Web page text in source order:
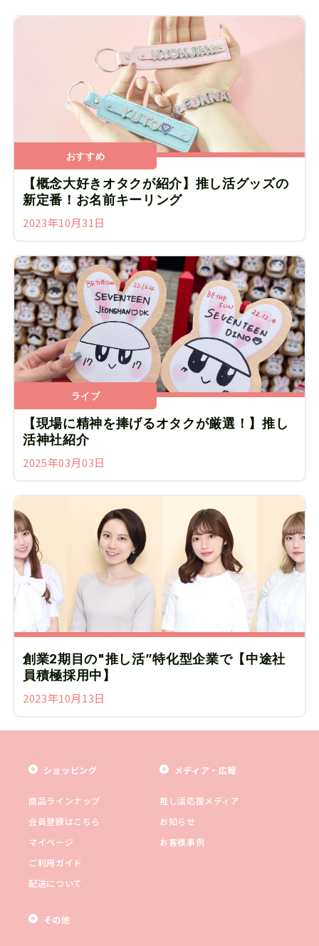
おすすめ
【概念大好きオタクが紹介】推し活グッズの
新定番！お名前キーリング
2023年10月31日
ライブ
【現場に精神を捧げるオタクが厳選！】推し
活神社紹介
2025年03月03日
創業2期目の"推し活”特化型企業で【中途社
員積極採用中】
2023年10月13日
ショッピング
商品ラインナップ
会員登録はこちら
マイページ
ご利用ガイド
配送について
メディア・広報
推し活応援メディア
お知らせ
お客様事例
その他